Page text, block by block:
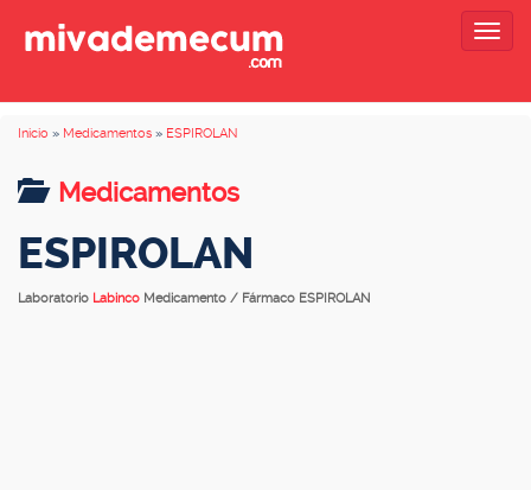
Inicio » Medicamentos » ESPIROLAN
Medicamentos
ESPIROLAN
Laboratorio Labinco Medicamento / Fármaco ESPIROLAN